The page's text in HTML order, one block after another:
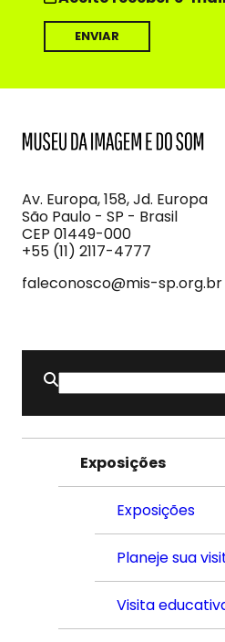
Imagem
e
do
Som
Av. Europa, 158, Jd. Europa
São Paulo - SP - Brasil
CEP 01449-000
+55 (11) 2117-4777
faleconosco@mis-sp.org.br
Buscar
por:
Exposições
Exposições
Planeje sua
Visita